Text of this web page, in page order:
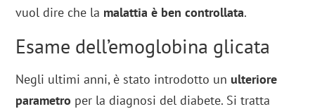
vuol dire che la malattia è ben controllata.
Esame dell’emoglobina glicata
Negli ultimi anni, è stato introdotto un ulteriore
parametro per la diagnosi del diabete. Si tratta